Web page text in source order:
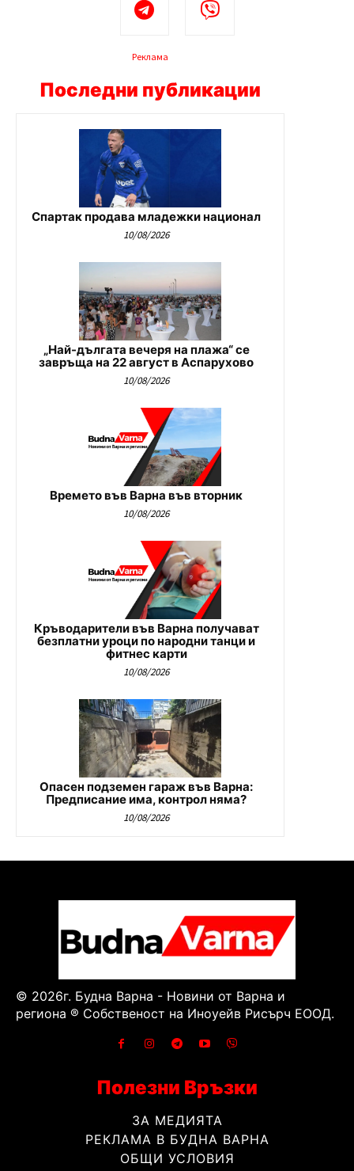
Реклама
Последни публикации
Спартак продава младежки национал
10/08/2026
„Най-дългата вечеря на плажа“ се
завръща на 22 август в Аспарухово
10/08/2026
Времето във Варна във вторник
10/08/2026
Кръводарители във Варна получават
безплатни уроци по народни танци и
фитнес карти
10/08/2026
Опасен подземен гараж във Варна:
Предписание има, контрол няма?
10/08/2026
© 2026г. Будна Варна - Новини от Варна и
региона ® Собственост на Иноуейв Рисърч ЕООД.
Полезни Връзки
ЗА МЕДИЯТА
РЕКЛАМА В БУДНА ВАРНА
ОБЩИ УСЛОВИЯ